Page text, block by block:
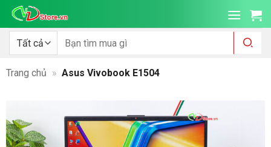
qua
dung
Tìm
kiếm:
Trang chủ » Asus Vivobook E1504